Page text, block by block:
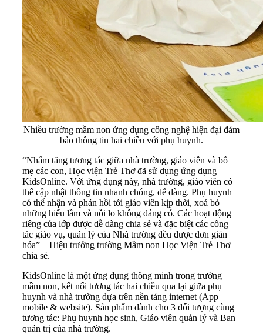
Nhiều trường mầm non ứng dụng công nghệ hiện đại đảm
bảo thông tin hai chiều với phụ huynh.
“Nhằm tăng tương tác giữa nhà trường, giáo viên và bố
mẹ các con, Học viện Trẻ Thơ đã sử dụng ứng dụng
KidsOnline. Với ứng dụng này, nhà trường, giáo viên có
thể cập nhật thông tin nhanh chóng, dễ dàng. Phụ huynh
có thể nhận và phản hồi tới giáo viên kịp thời, xoá bỏ
những hiểu lầm và nỗi lo không đáng có. Các hoạt động
riêng của lớp được dễ dàng chia sẻ và đặc biệt các công
tác giáo vụ, quản lý của Nhà trường đều được đơn giản
hóa” – Hiệu trưởng trường Mầm non Học Viện Trẻ Thơ
chia sẻ.
KidsOnline là một ứng dụng thông minh trong trường
mầm non, kết nối tương tác hai chiều qua lại giữa phụ
huynh và nhà trường dựa trên nền tảng internet (App
mobile & website). Sản phẩm dành cho 3 đối tượng cùng
tương tác: Phụ huynh học sinh, Giáo viên quản lý và Ban
quản trị của nhà trường.